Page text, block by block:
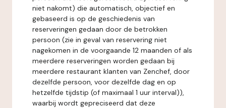
niet nakomt) die automatisch, objectief en
gebaseerd is op de geschiedenis van
reserveringen gedaan door de betrokken
persoon (zie in geval van reservering niet
nagekomen in de voorgaande 12 maanden of als
meerdere reserveringen worden gedaan bij
meerdere restaurant klanten van Zenchef, door
dezelfde persoon, voor dezelfde dag en op
hetzelfde tijdstip (of maximaal 1 uur interval)),
waarbij wordt gepreciseerd dat deze